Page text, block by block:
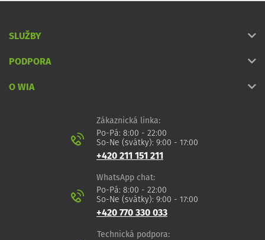
SLUŽBY
PODPORA
O WIA
Zákaznická linka:
Po-Pá: 8:00 - 22:00
So-Ne (svátky): 9:00 - 17:00
+420 211 151 211
WhatsApp chat:
Po-Pá: 8:00 - 22:00
So-Ne (svátky): 9:00 - 17:00
+420 770 330 033
Technická podpora: